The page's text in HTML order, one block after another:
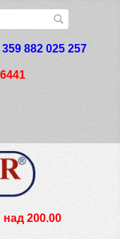
359 882 025 257
200.00